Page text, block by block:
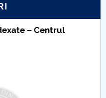
– Centrul